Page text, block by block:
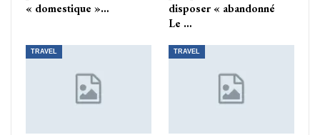
« domestique »…
disposer « abandonné
Le …
TRAVEL TRAVEL